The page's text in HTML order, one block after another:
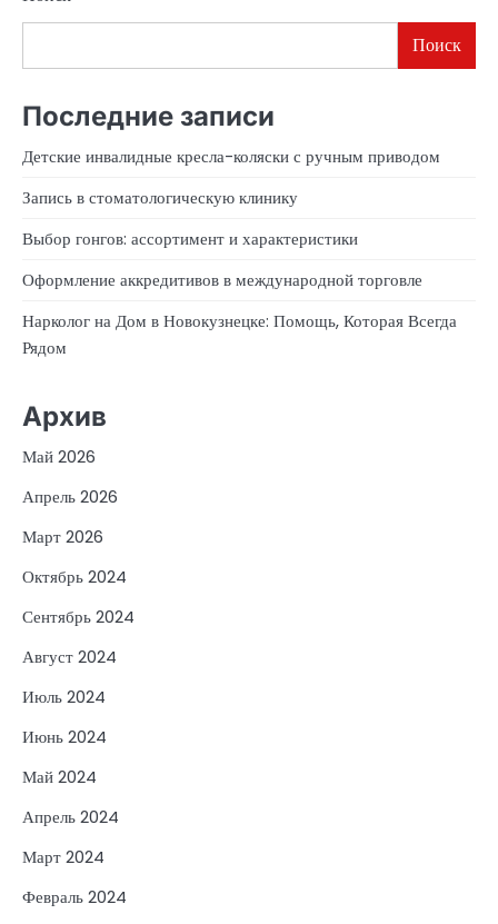
Поиск
Последние записи
Детские инвалидные кресла-коляски с ручным приводом
Запись в стоматологическую клинику
Выбор гонгов: ассортимент и характеристики
Оформление аккредитивов в международной торговле
Нарколог на Дом в Новокузнецке: Помощь, Которая Всегда
Рядом
Архив
Май 2026
Апрель 2026
Март 2026
Октябрь 2024
Сентябрь 2024
Август 2024
Июль 2024
Июнь 2024
Май 2024
Апрель 2024
Март 2024
Февраль 2024